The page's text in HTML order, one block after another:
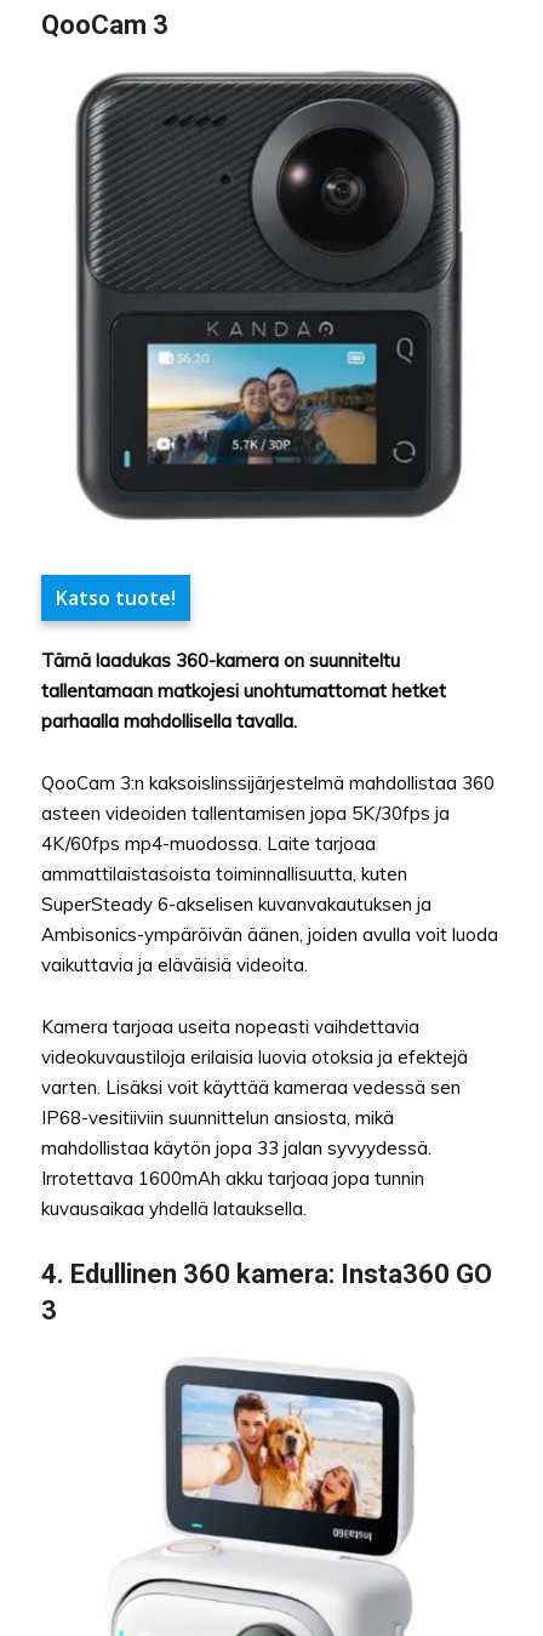
QooCam 3
Katso tuote!
Tämä laadukas 360-kamera on suunniteltu
tallentamaan matkojesi unohtumattomat hetket
parhaalla mahdollisella tavalla.
QooCam 3:n kaksoislinssijärjestelmä mahdollistaa 360
asteen videoiden tallentamisen jopa 5K/30fps ja
4K/60fps mp4-muodossa. Laite tarjoaa
ammattilaistasoista toiminnallisuutta, kuten
SuperSteady 6-akselisen kuvanvakautuksen ja
Ambisonics-ympäröivän äänen, joiden avulla voit luoda
vaikuttavia ja eläväisiä videoita.
Kamera tarjoaa useita nopeasti vaihdettavia
videokuvaustiloja erilaisia luovia otoksia ja efektejä
varten. Lisäksi voit käyttää kameraa vedessä sen
IP68-vesitiiviin suunnittelun ansiosta, mikä
mahdollistaa käytön jopa 33 jalan syvyydessä.
Irrotettava 1600mAh akku tarjoaa jopa tunnin
kuvausaikaa yhdellä latauksella.
4. Edullinen 360 kamera: Insta360 GO
3